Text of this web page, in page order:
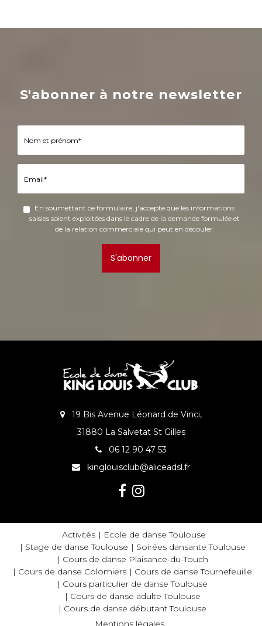
S'abonner à notre newsletter
En soumettant ce formulaire, j'accepte que les informations
saisies soient exploitées dans le cadre de la demande formulée et
de la relation commerciale qui peut en découler.
S'abonner
19 Bis Avenue Léonard de Vinci,
31880 La Salvetat St Gilles
06 12 90 47 53
kinglouisclub@aliceadsl.fr
Activités
Ecole de danse Toulouse
Stage de danse Toulouse
Soirées dansante Toulouse
Cours de danse Plaisance-du-Touch
Cours de danse Colomiers
Cours de danse Tournefeuille
Cours particulier de danse Toulouse
Cours de danse adulte Toulouse
Cours de danse débutant Toulouse
Mentions légales